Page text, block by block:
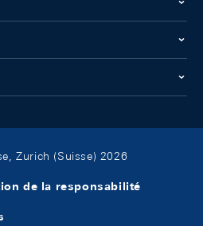
Zurich (Suisse) 2026
de la responsabilité